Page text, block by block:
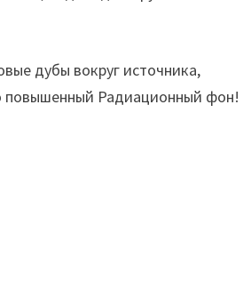
дубы вокруг источника,
повышенный Радиационный фон!